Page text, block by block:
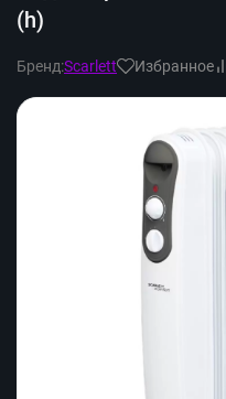
(h)
Бренд:Scarlett Избранное